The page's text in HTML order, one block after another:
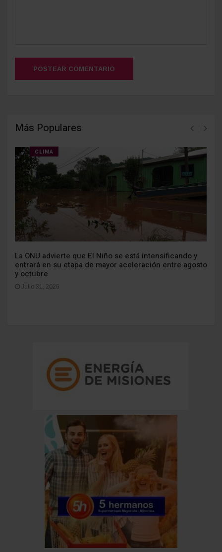
POSTEAR COMENTARIO
Más Populares
CLIMA
La ONU advierte que El Niño se está intensificando y
entrará en su etapa de mayor aceleración entre agosto
y octubre
Julio 31, 2026